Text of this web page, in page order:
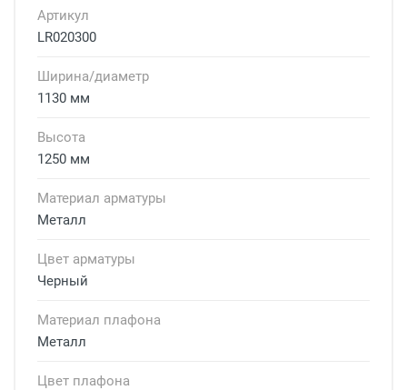
Артикул
LR020300
Ширина/диаметр
1130 мм
Высота
1250 мм
Материал арматуры
Металл
Цвет арматуры
Черный
Материал плафона
Металл
Цвет плафона